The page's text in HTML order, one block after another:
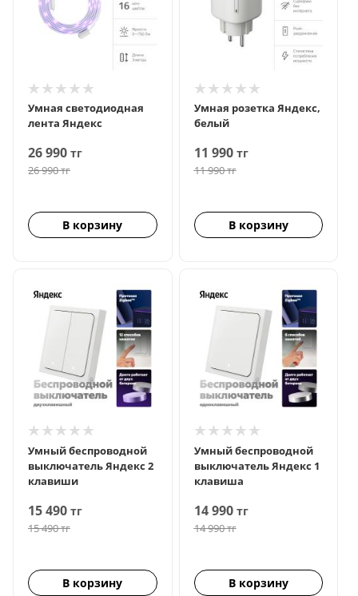
Умная светодиодная
лента Яндекс
26 990 тг
26 990тг
В корзину
Умная розетка Яндекс,
белый
11 990тг
11 990тг
В корзину
Умный беспроводной
выключатель Яндекс 2
клавиши
15 490 тг
15 490тг
В корзину
Умный беспроводной
выключатель Яндекс 1
клавиша
14 990тг
14 990тг
В корзину